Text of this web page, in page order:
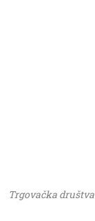
Trgovačka društva